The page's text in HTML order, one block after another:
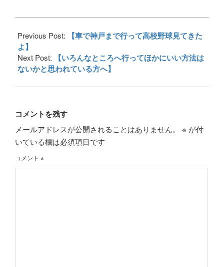
08-
03
Previous Post:
【車で神戸まで行って高校野球見てきた
よ】
Next Post:
【いろんなところへ行ってほかにいい方法は
ないかと思われている方へ】
コメントを残す
メールアドレスが公開されることはありません。 ※ が付
いている欄は必須項目です
コメント ※